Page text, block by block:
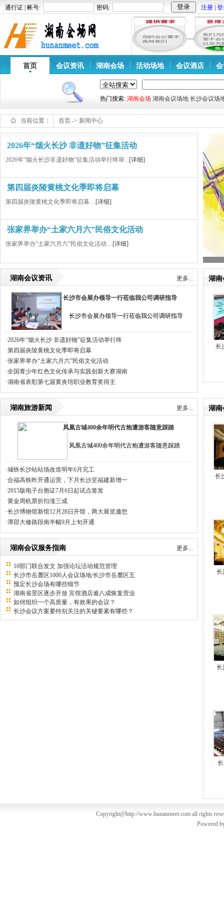
通行证 | 帐号: 密码: 注册
首页 会议资讯 湖南会场 活动场地 会议酒店
热门搜索: 湖南会场 湖南会议场地 长沙会议场
当前位置： 首页 -> 新闻中心
2026年“烟火长沙 非遗好物”征集活动
2026年“烟火长沙非遗好物”征集活动举行终审...[详细]
第四届炎陵黄桃文化季即将启幕
第四届炎陵黄桃文化季即将启幕 ...[详细]
张家界举办“土家六月六”民俗文化活动
张家界举办“土家六月六”民俗文化活动 ...[详细]
湖南会议资讯 更多...
长沙市会展办领导一行莅临我公司调研指导
长沙市会展办领导一行莅临我公司调研指导
·2026年“烟火长沙 非遗好物”征集活动举行终
·第四届炎陵黄桃文化季即将启幕
·张家界举办“土家六月六”民俗文化活动
·全国青少年红色文化传承与实践创新大赛湖南
·湖南省表彰第七届黄炎培职业教育奖得主
湖南
长
湖南旅游新闻 更多...
凤凰古城400余年明代古炮遭游客随意踩踏
凤凰古城400余年明代古炮遭游客随意踩踏
·城铁长沙站站场改造明年6月完工
·合福高铁昨开通运营，下月长沙至福建新增一
·2015版电子台胞证7月6日起试点签发
·黄金周机票折扣涨三成
·长沙博物馆新馆12月28日开馆，两大展览邀您
·潭邵大修路段南半幅9月上旬开通
湖南会议服务指南 更多...
10部门联合发文 加强论坛活动规范管理
长沙市岳麓区1000人会议场地/长沙市岳麓区五
预定长沙会场有哪些细节
湖南省景区逐步开放 宾馆酒店逾八成恢复营业
如何组织一个高质量，有效果的会议？
长沙会议方案要特别关注的关键要素有哪些？
湖南
长
长
长
Copyright@http://www.hunanmeet.com all rights
Powered